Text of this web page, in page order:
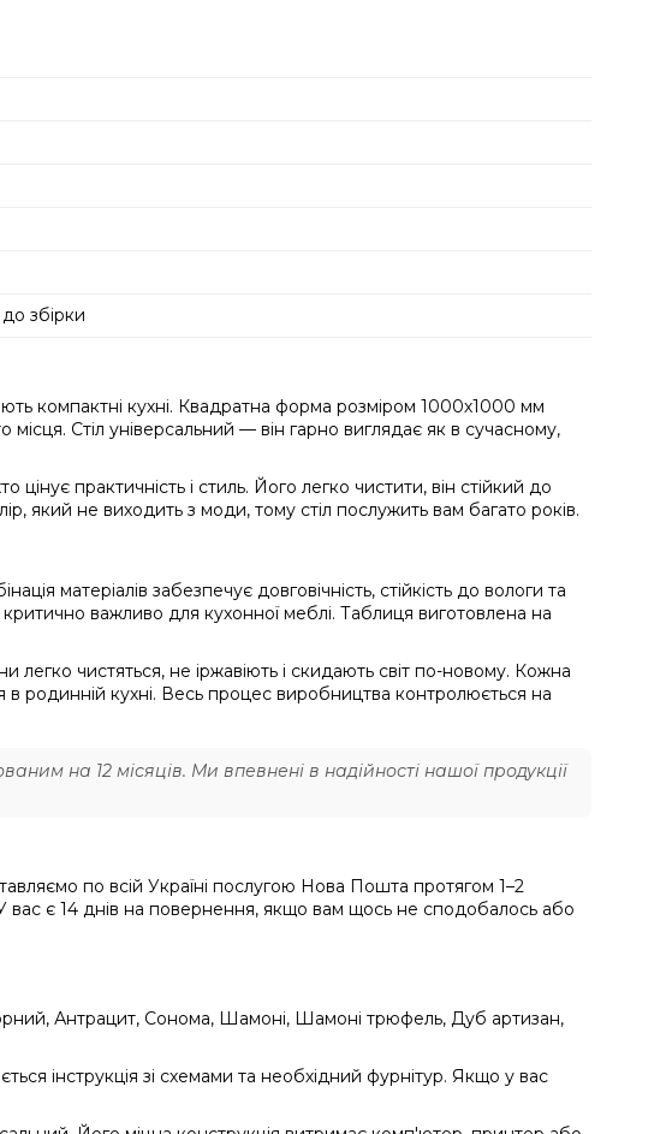
збірки
компактні кухні. Квадратна форма розміром 1000х1000 мм
Стіл універсальний — він гарно виглядає як в сучасному,
практичність і стиль. Його легко чистити, він стійкий до
який не виходить з моди, тому стіл послужить вам багато років.
матеріалів забезпечує довговічність, стійкість до вологи та
важливо для кухонної меблі. Таблиця виготовлена на
легко чистяться, не іржавіють і скидають світ по-новому. Кожна
родинній кухні. Весь процес виробництва контролюється на
на 12 місяців. Ми впевнені в надійності нашої продукції
по всій Україні послугою Нова Пошта протягом 1–2
є 14 днів на повернення, якщо вам щось не сподобалось або
Антрацит, Сонома, Шамоні, Шамоні трюфель, Дуб артизан,
інструкція зі схемами та необхідний фурнітур. Якщо у вас